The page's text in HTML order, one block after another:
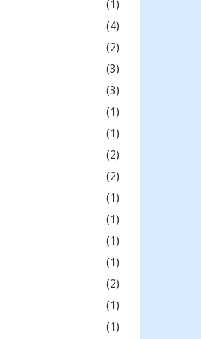
(1)
(4)
(2)
(3)
(3)
(1)
(1)
(2)
(2)
(1)
(1)
(1)
(1)
(2)
(1)
(1)